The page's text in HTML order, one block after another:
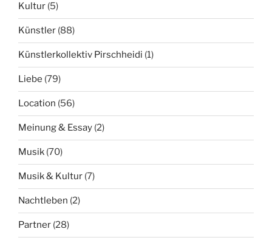
Kultur (5)
Künstler (88)
Künstlerkollektiv Pirschheidi (1)
Liebe (79)
Location (56)
Meinung & Essay (2)
Musik (70)
Musik & Kultur (7)
Nachtleben (2)
Partner (28)